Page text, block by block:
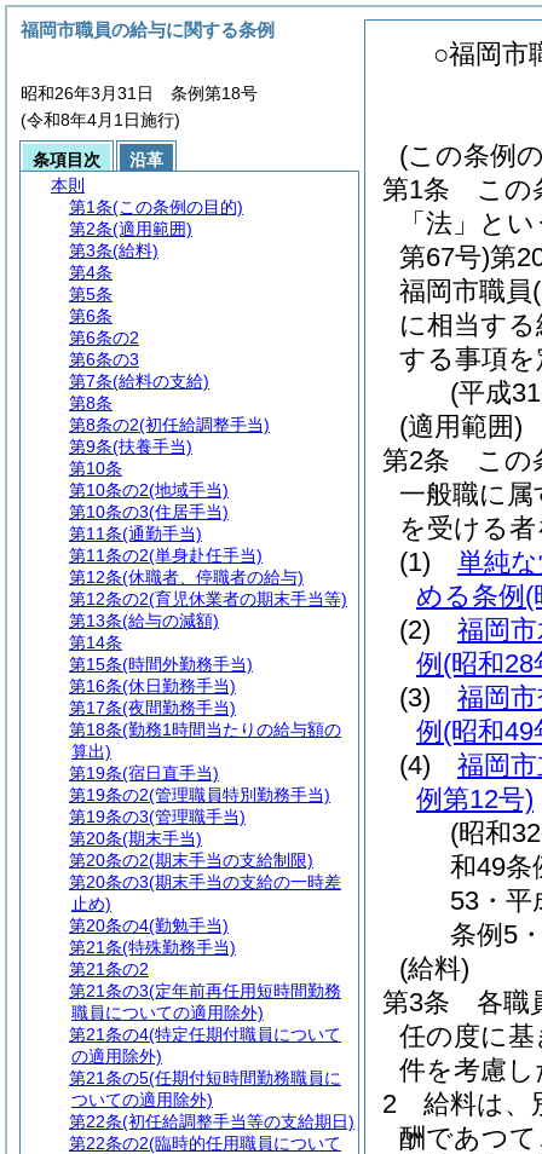
○福岡市
(この条例
第1条
この
「法」と
第67号)第
福岡市職員
に相当す
する事項
(平成
(適用範囲)
第2条
この
一般職に
を受ける
(1)
単純
める条例 (
(2)
福岡
例 (昭和28
(3)
福岡
例 (昭和49
(4)
福岡
例第12号)
(昭和
和49条
53・平
条例5
(給料)
第3条
各職
任の度に
件を考慮
2
給料は、
酬であつ
福岡市職員の給与に関する条例
昭和26年3月31日 条例第18号
(令和8年4月1日施行)
条項目次
沿革
本則
第1条(この条例の目的)
第2条(適用範囲)
第3条(給料)
第4条
第5条
第6条
第6条の2
第6条の3
第7条(給料の支給)
第8条
第8条の2(初任給調整手当)
第9条(扶養手当)
第10条
第10条の2(地域手当)
第10条の3(住居手当)
第11条(通勤手当)
第11条の2(単身赴任手当)
第12条(休職者、停職者の給与)
第12条の2(育児休業者の期末手当等)
第13条(給与の減額)
第14条
第15条(時間外勤務手当)
第16条(休日勤務手当)
第17条(夜間勤務手当)
第18条(勤務1時間当たりの給与額の
算出)
第19条(宿日直手当)
第19条の2(管理職員特別勤務手当)
第19条の3(管理職手当)
第20条(期末手当)
第20条の2(期末手当の支給制限)
第20条の3(期末手当の支給の一時差
止め)
第20条の4(勤勉手当)
第21条(特殊勤務手当)
第21条の2
第21条の3(定年前再任用短時間勤務
職員についての適用除外)
第21条の4(特定任期付職員について
の適用除外)
第21条の5(任期付短時間勤務職員に
ついての適用除外)
第22条(初任給調整手当等の支給期日)
第22条の2(臨時的任用職員について